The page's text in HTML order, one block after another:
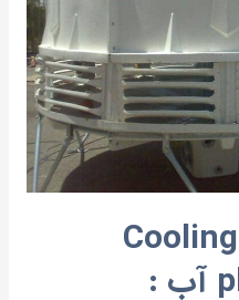
برج خنک کننده (Cooling